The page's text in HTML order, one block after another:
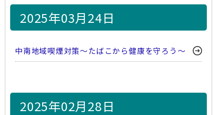
2025年03月24日
中南地域喫煙対策～たばこから健康を守ろう～
2025年02月28日